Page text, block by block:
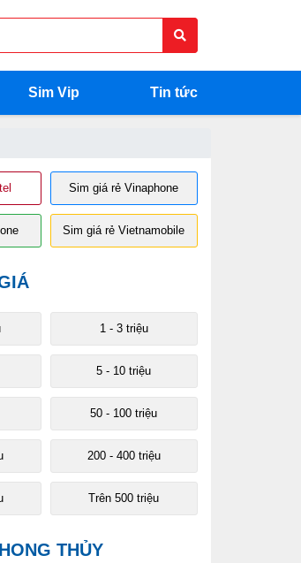
Sim Vip Tin tức
Sim giá rẻ Vinaphone
Sim giá rẻ Vietnamobile
1 - 3 triệu
5 - 10 triệu
50 - 100 triệu
200 - 400 triệu
Trên 500 triệu
THỦY